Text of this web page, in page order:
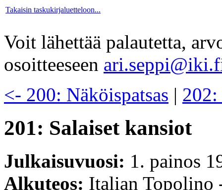
Takaisin taskukirjaluetteloon...
Voit lähettää palautetta,
osoitteeseen
<- 200: Näköispatsas |
201: Salaiset kansiot
Julkaisuvuosi: 1. painos
Alkuteos: Italian Topolino